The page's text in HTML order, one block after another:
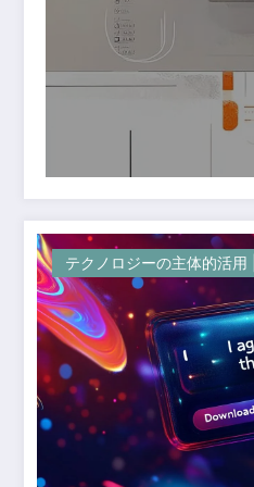
テクノロジーの主体的活